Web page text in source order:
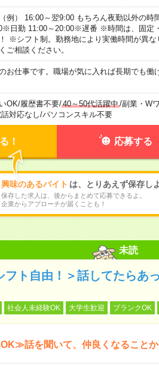
例） 16:00～翌9:00 もちろん夜勤以外の
日勤 11:00～20:00※遅番 ※時間は、固定
※シフト制。勤務地により実働時間が異
ご相談ください。
お仕事です。職場が気に入れば長期で
OK/履歴書不要/40～50代活躍中/副業・W
対応なし/パソコンスキル不要
！ 応募する
興味のあるバイト は、とりあえず保存し
保存した求人は、後からまとめて応募できるよ。
企業からアプローチが届くことも！
未読
フト自由！＞話してたらあ
社会人未経験OK 大学生歓迎 ブランクOK
話を聞いて、仲良くなることか